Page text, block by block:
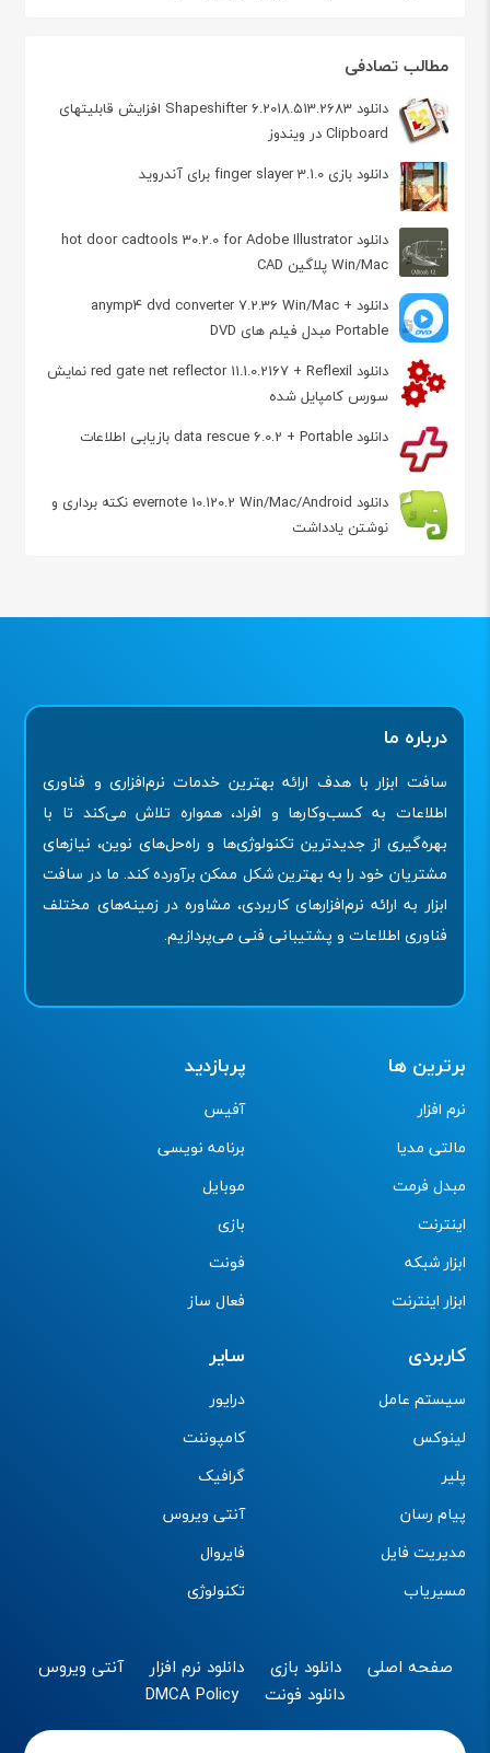
مطالب تصادفی
دانلود Shapeshifter 6.2018.513.2683 افزایش قابلیتهای
Clipboard در ویندوز
دانلود بازی finger slayer 3.1.0 برای آندروید
دانلود hot door cadtools 30.2.0 for Adobe Illustrator
Win/Mac پلاگین CAD
دانلود anymp4 dvd converter 7.2.36 Win/Mac +
Portable مبدل فیلم های DVD
دانلود red gate net reflector 11.1.0.2167 + Reflexil نمایش
سورس کامپایل شده
دانلود data rescue 6.0.2 + Portable بازیابی اطلاعات
دانلود evernote 10.120.2 Win/Mac/Android نکته برداری و
نوشتن یادداشت
درباره ما
سافت ابزار با هدف ارائه بهترین خدمات نرم‌افزاری و فناوری
اطلاعات به کسب‌وکارها و افراد، همواره تلاش می‌کند تا با
بهره‌گیری از جدیدترین تکنولوژی‌ها و راه‌حل‌های نوین، نیازهای
مشتریان خود را به بهترین شکل ممکن برآورده کند. ما در سافت
ابزار به ارائه نرم‌افزارهای کاربردی، مشاوره در زمینه‌های مختلف
فناوری اطلاعات و پشتیبانی فنی می‌پردازیم.
برترین ها
نرم افزار
مالتی مدیا
مبدل فرمت
اینترنت
ابزار شبکه
ابزار اینترنت
پربازدید
آفیس
برنامه نویسی
موبایل
بازی
فونت
فعال ساز
کاربردی
سیستم عامل
لینوکس
پلیر
پیام رسان
مدیریت فایل
مسیریاب
سایر
درایور
کامپوننت
گرافیک
آنتی ویروس
فایروال
تکنولوژی
صفحه اصلی دانلود بازی دانلود نرم افزار
آنتی ویروس
دانلود فونت
DMCA Policy